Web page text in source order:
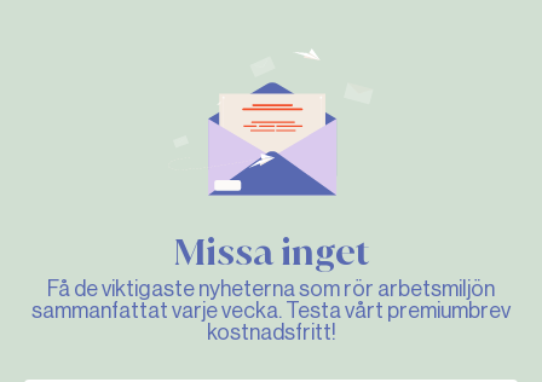
Missa inget
Få de viktigaste nyheterna som rör arbetsmiljön
sammanfattat varje vecka. Testa vårt premiumbrev
kostnadsfritt!